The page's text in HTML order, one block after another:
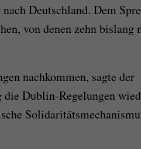
Deutschland. Dem
von denen zehn bislang
nachkommen, sagte der
die Dublin-Regelungen